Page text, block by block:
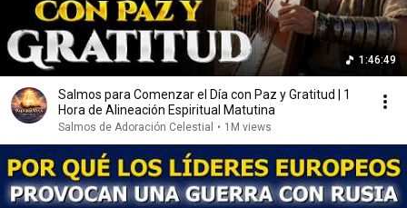
1:46:49
Salmos para Comenzar el Día con Paz y Gratitud | 1
Hora de Alineación Espiritual Matutina
Salmos de Adoración Celestial • 1M views